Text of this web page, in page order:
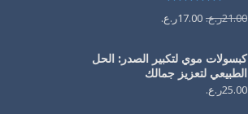
21.00ر.ع. 17.00ر.ع.
كبسولات موي لتكبير الصدر: الحل
الطبيعي لتعزيز جمالك
25.00ر.ع.